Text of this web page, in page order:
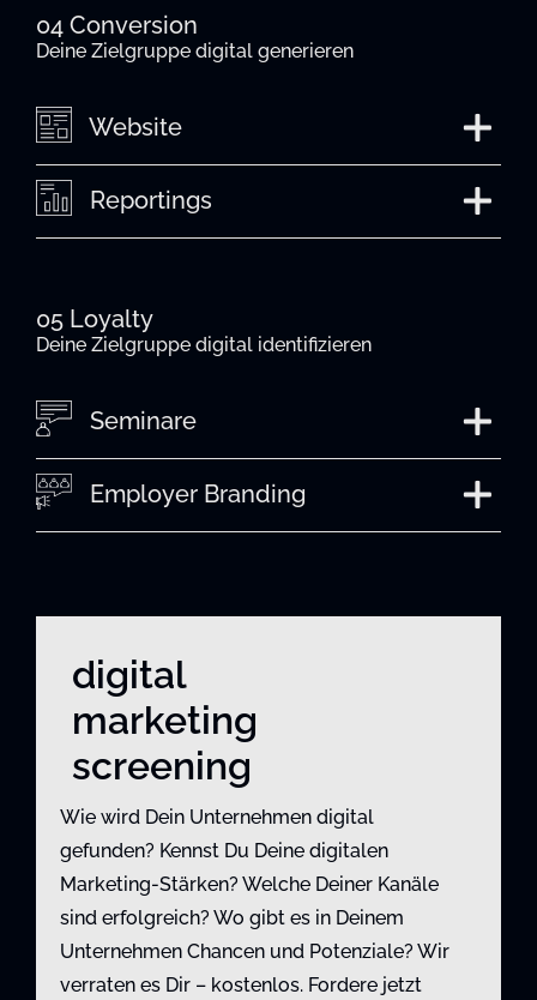
04 Conversion
Deine Zielgruppe digital generieren
Website
Reportings
05 Loyalty
Deine Zielgruppe digital identifizieren
Seminare
Employer Branding
digital
marketing
screening
Wie wird Dein Unternehmen digital
gefunden? Kennst Du Deine digitalen
Marketing-Stärken? Welche Deiner Kanäle
sind erfolgreich? Wo gibt es in Deinem
Unternehmen Chancen und Potenziale? Wir
verraten es Dir – kostenlos. Fordere jetzt